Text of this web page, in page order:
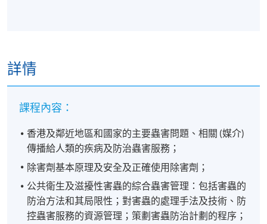
詳情
課程內容：
香港及鄰近地區和國家的主要蟲害問題、相關 (媒介)
傳播給人類的疾病及防治蟲害服務；
除害劑基本原理及安全及正確使用除害劑；
公共衛生及滋擾性害蟲的綜合蟲害管理：包括害蟲的
防治方法和其局限性；對害蟲的處理手法及技術、防
控蟲害服務的資源管理；策劃害蟲防治計劃的程序；